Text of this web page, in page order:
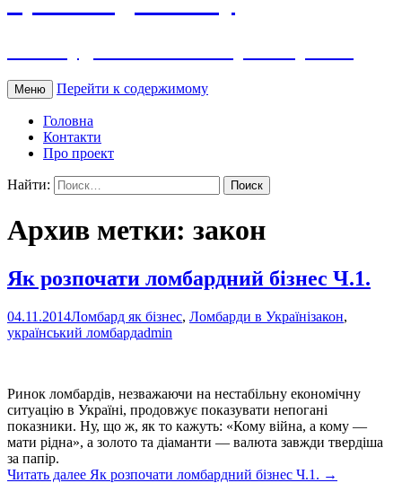
Меню Перейти к содержимому
Головна
Контакти
Про проект
Найти:
Архив метки: закон
Як розпочати ломбардний бізнес Ч.1.
04.11.2014Ломбард як бізнес, Ломбарди в Українізакон,
український ломбардadmin
Ринок ломбардів, незважаючи на нестабільну економічну
ситуацію в Україні, продовжує показувати непогані
показники. Ну, що ж, як то кажуть: «Кому війна, а кому —
мати рідна», а золото та діаманти — валюта завжди твердіша
за папір.
Читать далее Як розпочати ломбардний бізнес Ч.1. →